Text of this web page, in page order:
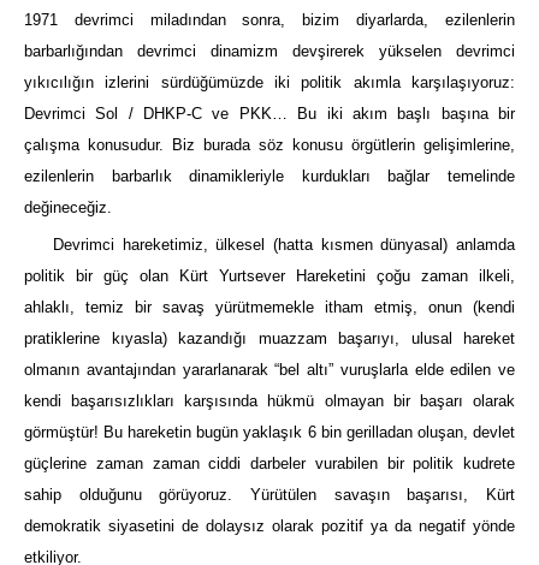
1971 devrimci miladından sonra, bizim diyarlarda, ezilenlerin
barbarlığından devrimci dinamizm devşirerek yükselen devrimci
yıkıcılığın izlerini sürdüğümüzde iki politik akımla karşılaşıyoruz:
Devrimci Sol / DHKP-C ve PKK… Bu iki akım başlı başına bir
çalışma konusudur. Biz burada söz konusu örgütlerin gelişimlerine,
ezilenlerin barbarlık dinamikleriyle kurdukları bağlar temelinde
değineceğiz.
Devrimci hareketimiz, ülkesel (hatta kısmen dünyasal) anlamda
politik bir güç olan Kürt Yurtsever Hareketini çoğu zaman ilkeli,
ahlaklı, temiz bir savaş yürütmemekle itham etmiş, onun (kendi
pratiklerine kıyasla) kazandığı muazzam başarıyı, ulusal hareket
olmanın avantajından yararlanarak “bel altı” vuruşlarla elde edilen ve
kendi başarısızlıkları karşısında hükmü olmayan bir başarı olarak
görmüştür! Bu hareketin bugün yaklaşık 6 bin gerilladan oluşan, devlet
güçlerine zaman zaman ciddi darbeler vurabilen bir politik kudrete
sahip olduğunu görüyoruz. Yürütülen savaşın başarısı, Kürt
demokratik siyasetini de dolaysız olarak pozitif ya da negatif yönde
etkiliyor.